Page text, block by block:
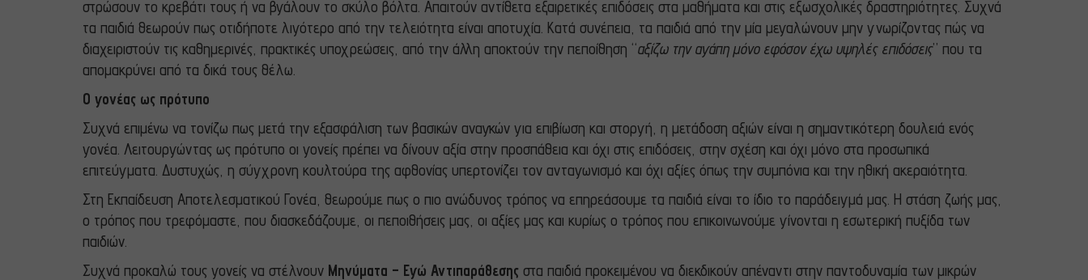
στρώσουν το κρεβάτι τους ή να βγάλουν το σκύλο βόλτα. Απαιτούν αντίθετα εξαιρετικές επιδόσεις στα μαθήματα και στις εξωσχολικές δραστηριότητες. Συχνά
τα παιδιά θεωρούν πως οτιδήποτε λιγότερο από την τελειότητα είναι αποτυχία. Κατά συνέπεια, τα παιδιά από την μία μεγαλώνουν μην γνωρίζοντας πώς να
διαχειριστούν τις καθημερινές, πρακτικές υποχρεώσεις, από την άλλη αποκτούν την πεποίθηση “αξίζω την αγάπη μόνο εφόσον έχω υψηλές επιδόσεις” που τα
απομακρύνει από τα δικά τους θέλω.
Ο γονέας ως πρότυπο
Συχνά επιμένω να τονίζω πως μετά την εξασφάλιση των βασικών αναγκών για επιβίωση και στοργή, η μετάδοση αξιών είναι η σημαντικότερη δουλειά ενός
γονέα. Λειτουργώντας ως πρότυπο οι γονείς πρέπει να δίνουν αξία στην προσπάθεια και όχι στις επιδόσεις, στην σχέση και όχι μόνο στα προσωπικά
επιτεύγματα. Δυστυχώς, η σύγχρονη κουλτούρα της αφθονίας υπερτονίζει τον ανταγωνισμό και όχι αξίες όπως την συμπόνια και την ηθική ακεραιότητα.
Στη Εκπαίδευση Αποτελεσματικού Γονέα, θεωρούμε πως ο πιο ανώδυνος τρόπος να επηρεάσουμε τα παιδιά είναι το ίδιο το παράδειγμά μας. Η στάση ζωής μας,
ο τρόπος που τρεφόμαστε, που διασκεδάζουμε, οι πεποιθήσεις μας, οι αξίες μας και κυρίως ο τρόπος που επικοινωνούμε γίνονται η εσωτερική πυξίδα των
παιδιών.
Συχνά προκαλώ τους γονείς να στέλνουν Μηνύματα – Εγώ Αντιπαράθεσης στα παιδιά προκειμένου να διεκδικούν απέναντι στην παντοδυναμία των μικρών